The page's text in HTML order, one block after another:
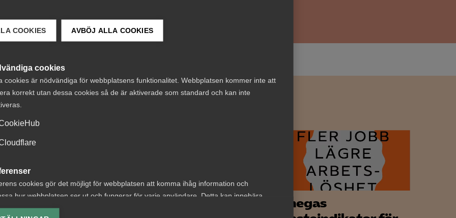
COOKIES AVBÖJ ALLA COOKIES
cookies
cookies är nödvändiga för webbplatsens funktionalitet. Webbplatsen kommer inte att
korrekt utan dessa cookies så de är aktiverade som standard och kan inte
cookies gör det möjligt för webbplatsen att komma ihåg information och
hur webbplatsen ser ut och fungerar för varje användare. Detta kan innebära
av vald valuta, region, språk eller färgschema.
Almegas